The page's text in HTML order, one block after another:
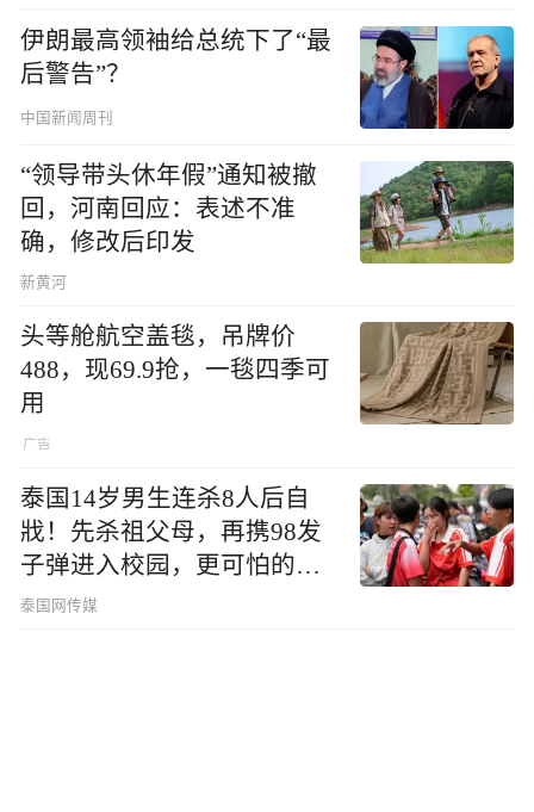
伊朗最高领袖给总统下了“最
后警告”？
中国新闻周刊
“领导带头休年假”通知被撤
回，河南回应：表述不准
确，修改后印发
新黄河
头等舱航空盖毯，吊牌价
488，现69.9抢，一毯四季可
用
泰国14岁男生连杀8人后自
戕！先杀祖父母，再携98发
子弹进入校园，更可怕的细
节公布了
泰国网传媒